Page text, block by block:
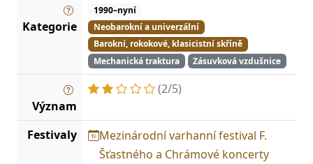
Kategorie
1990–nyní
Neobarokní a univerzální
Barokní, rokokové, klasicistní skříně
Mechanická traktura
Zásuvková vzdušnice
Význam
(2/5)
Festivaly
Mezinárodní varhanní festival F.
Šťastného a Chrámové koncerty